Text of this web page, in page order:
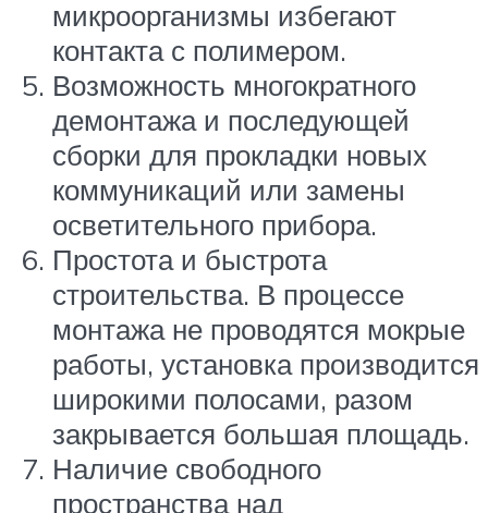
микроорганизмы избегают
контакта с полимером.
Возможность многократного
демонтажа и последующей
сборки для прокладки новых
коммуникаций или замены
осветительного прибора.
Простота и быстрота
строительства. В процессе
монтажа не проводятся мокрые
работы, установка производится
широкими полосами, разом
закрывается большая площадь.
Наличие свободного
пространства над